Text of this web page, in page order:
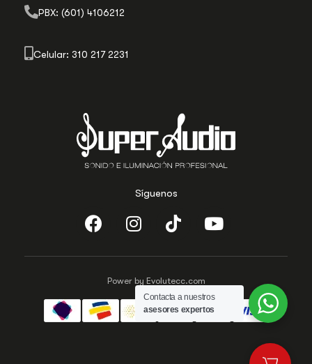
Síguenos
PBX: (601) 4106212
Celular: 310 217 2231
Power by Evolutecc.com
Contacta a nuestros
asesores expertos